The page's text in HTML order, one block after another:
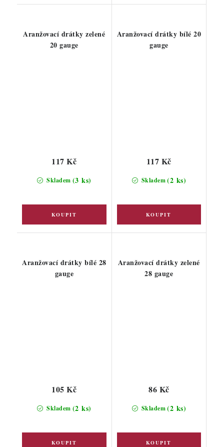
Aranžovací drátky zelené
20 gauge
Skladem (3 ks)
117 Kč
Aranžovací drátky bílé 20
gauge
Skladem(2 ks)
117 Kč
Aranžovací drátky bílé 28
gauge
Skladem (2 ks)
105 Kč
Aranžovací drátky zelené
28 gauge
Skladem(2 ks)
86 Kč